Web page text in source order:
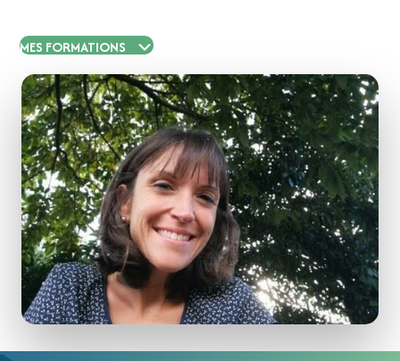
MES FORMATIONS